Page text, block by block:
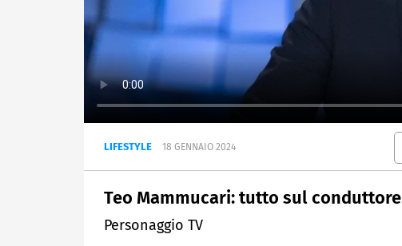
LIFESTYLE 18 GENNAIO 2024
Teo Mammucari: tutto sul conduttore
Personaggio TV